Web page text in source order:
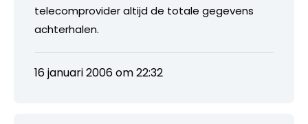
telecomprovider altijd de totale gegevens
achterhalen.
16 januari 2006 om 22:32